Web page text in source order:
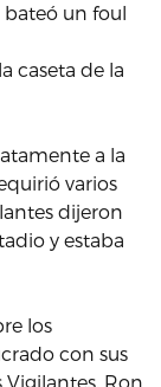
un foul
caseta de la
a la
varios
dijeron
y estaba
los
con sus
Ron